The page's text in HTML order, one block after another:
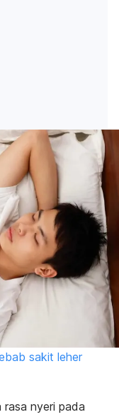
sakit leher
rasa nyeri pada